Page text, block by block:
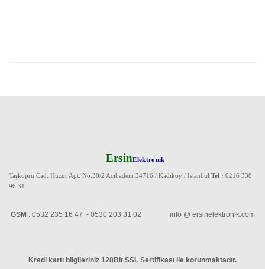
ErsinElektronik
Taşköprü Cad. Huzur Apt. No:30/2 Acıbadem 34716 / Kadıköy / Istanbul Tel : 0216 338
96 31
GSM : 0532 235 16 47 - 0530 203 31 02 info @ ersinelektronik.com
Kredi kartı bilgileriniz 128Bit SSL Sertifikası ile korunmaktadır.